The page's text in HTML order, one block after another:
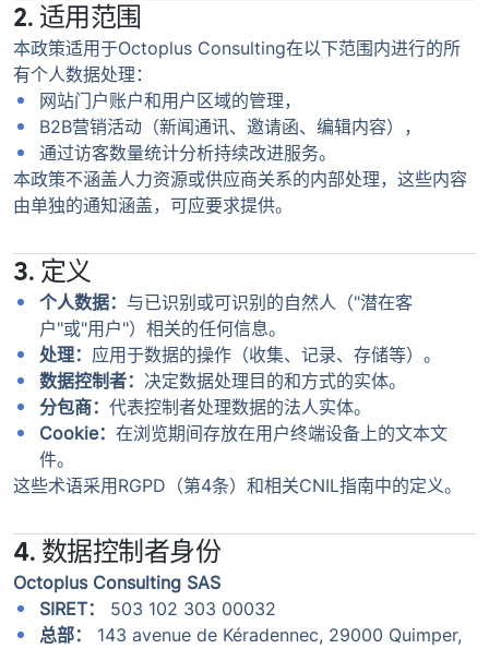
2. 适用范围
本政策适用于Octoplus Consulting在以下范围内进行的所
有个人数据处理：
网站门户账户和用户区域的管理，
B2B营销活动（新闻通讯、邀请函、编辑内容），
通过访客数量统计分析持续改进服务。
本政策不涵盖人力资源或供应商关系的内部处理，这些内容
由单独的通知涵盖，可应要求提供。
3. 定义
个人数据： 与已识别或可识别的自然人（"潜在客
户"或"用户"）相关的任何信息。
处理： 应用于数据的操作（收集、记录、存储等）。
数据控制者： 决定数据处理目的和方式的实体。
分包商： 代表控制者处理数据的法人实体。
Cookie： 在浏览期间存放在用户终端设备上的文本文
件。
这些术语采用RGPD（第4条）和相关CNIL指南中的定义。
4. 数据控制者身份
Octoplus Consulting SAS
SIRET：
503 102 303 00032
总部：
143 avenue de Kéradennec, 29000 Quimper,